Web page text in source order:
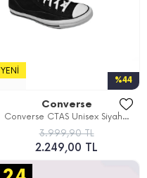
%44
YENI
Converse
Converse CTAS Unisex Siyah...
3.999,90 TL
2.249,00 TL